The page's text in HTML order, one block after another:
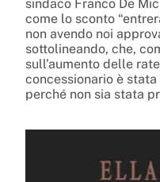
sindaco Franco De
come lo sconto
non avendo noi
sottolineando, che,
sull’aumento delle
concessionario è
perché non sia stata